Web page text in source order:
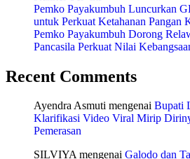
Pemko Payakumbuh Luncurkan
untuk Perkuat Ketahanan Pangan
Pemko Payakumbuh Dorong
Pancasila Perkuat Nilai
Recent Comments
Ayendra Asmuti mengenai Bupati
Klarifikasi Video Viral Mirip
Pemerasan
SILVIYAmengenai Galodo dan